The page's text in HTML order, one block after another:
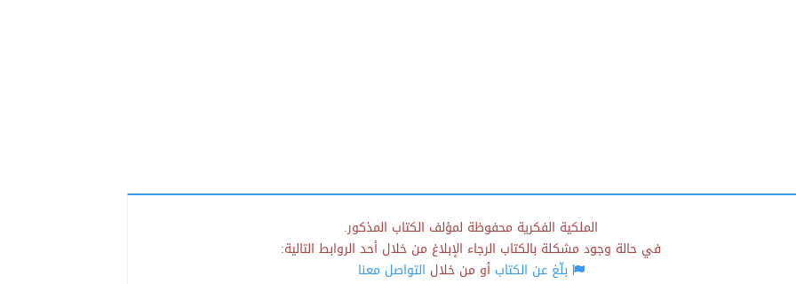
الملكية الفكرية محفوظة لمؤلف الكتاب المذكور.
في حالة وجود مشكلة بالكتاب الرجاء الإبلاغ من خلال أحد الروابط التالية:
بلّغ عن الكتابأو من خلال التواصل معنا